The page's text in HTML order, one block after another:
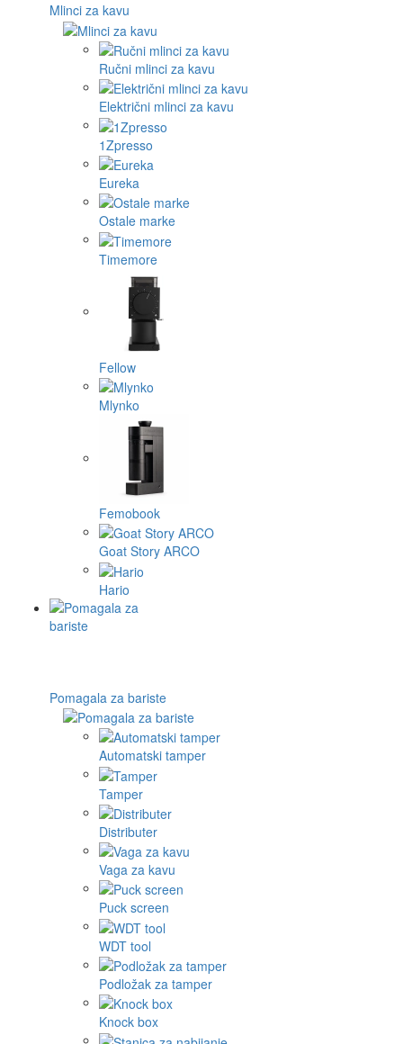
Mlinci za kavu
Ručni mlinci za kavu
Električni mlinci za kavu
1Zpresso
Eureka
Ostale marke
Timemore
Fellow
Mlynko
Femobook
Goat Story ARCO
Hario
Pomagala za bariste
Automatski tamper
Tamper
Distributer
Vaga za kavu
Puck screen
WDT tool
Podložak za tamper
Knock box